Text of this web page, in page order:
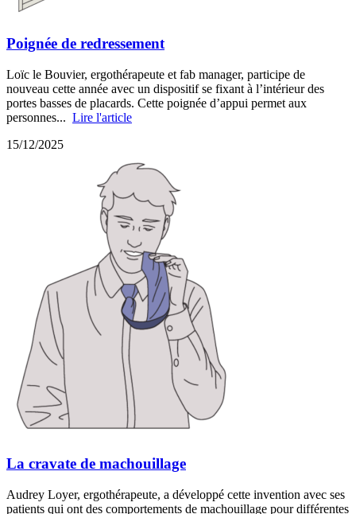
Poignée de redressement
Loïc le Bouvier, ergothérapeute et fab manager, participe de
nouveau cette année avec un dispositif se fixant à l’intérieur des
portes basses de placards. Cette poignée d’appui permet aux
personnes... Lire l'article
15/12/2025
La cravate de machouillage
Audrey Loyer, ergothérapeute, a développé cette invention avec ses
patients qui ont des comportements de machouillage pour différentes